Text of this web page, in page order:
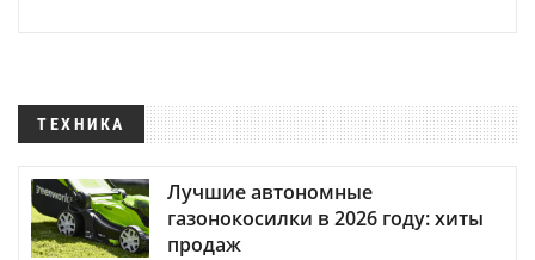
ТЕХНИКА
Лучшие автономные
газонокосилки в 2026 году: хиты
продаж